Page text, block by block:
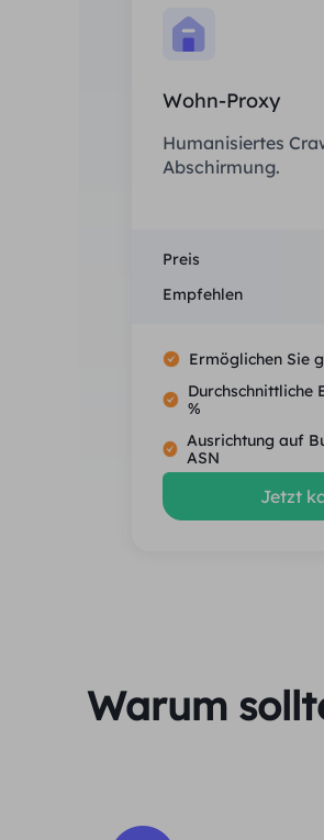
Wohn-Proxy
Humanisiertes
Abschirmung.
Preis
Empfehlen
Ermöglichen Sie
Durchschnittliche
%
Ausrichtung auf
ASN
Jetzt
Warum